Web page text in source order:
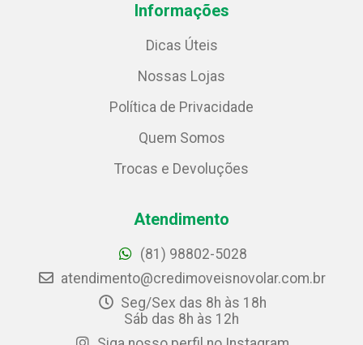
Informações
Dicas Úteis
Nossas Lojas
Política de Privacidade
Quem Somos
Trocas e Devoluções
Atendimento
(81) 98802-5028
atendimento@credimoveisnovolar.com.br
Seg/Sex das 8h às 18h
Sáb das 8h às 12h